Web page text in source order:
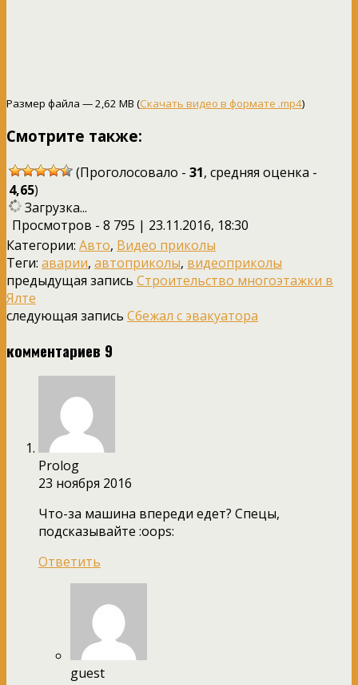
Размер файла — 2,62 MB (Скачать видео в формате .mp4)
Смотрите также:
(Проголосовало - 31, средняя оценка -
4,65)
Загрузка...
Просмотров - 8 795 | 23.11.2016, 18:30
Категории: Авто, Видео приколы
Теги: аварии, автоприколы, видеоприколы
предыдущая запись Строительство многоэтажки в
Ялте
следующая запись Сбежал с эвакуатора
комментариев 9
Prolog
23 ноября 2016
Что-за машина впереди едет? Спецы,
подсказывайте :oops:
Ответить
guest